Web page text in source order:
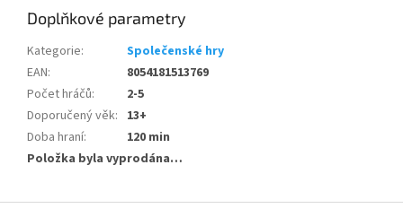
Doplňkové parametry
Kategorie:
Společenské hry
EAN:
8054181513769
Počet hráčů:
2-5
Doporučený věk: 13+
Doba hraní:
120 min
Položka byla vyprodána…